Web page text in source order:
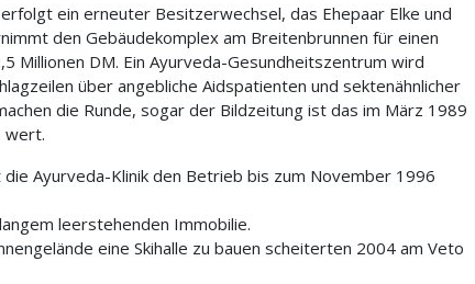
ein erneuter Besitzerwechsel, das Ehepaar Elke und
den Gebäudekomplex am Breitenbrunnen für einen
Millionen DM. Ein Ayurveda-Gesundheitszentrum wird
über angebliche Aidspatienten und sektenähnlicher
die Runde, sogar der Bildzeitung ist das im März 1989
wert.
Ayurveda-Klinik den Betrieb bis zum November 1996
leerstehenden Immobilie.
eine Skihalle zu bauen scheiterten 2004 am Veto